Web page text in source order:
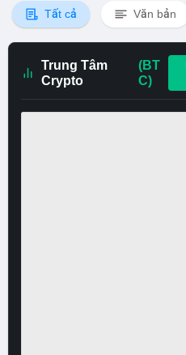
Tất cả Văn bản
Trung Tâm
Crypto
(BT
C)